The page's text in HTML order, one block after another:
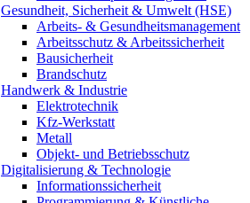
Gesundheit, Sicherheit & Umwelt (HSE)
Arbeits- & Gesundheitsmanagement
Arbeitsschutz & Arbeitssicherheit
Bausicherheit
Brandschutz
Handwerk & Industrie
Elektrotechnik
Kfz-Werkstatt
Metall
Objekt- und Betriebsschutz
Digitalisierung & Technologie
Informationssicherheit